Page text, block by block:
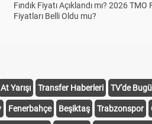
Fındık Fiyatı Açıklandı mı? 2026 TMO
Fiyatları Belli Oldu mu?
At Yarışı Transfer Haberleri TV'de
Fenerbahçe Beşiktaş Trabzonspor